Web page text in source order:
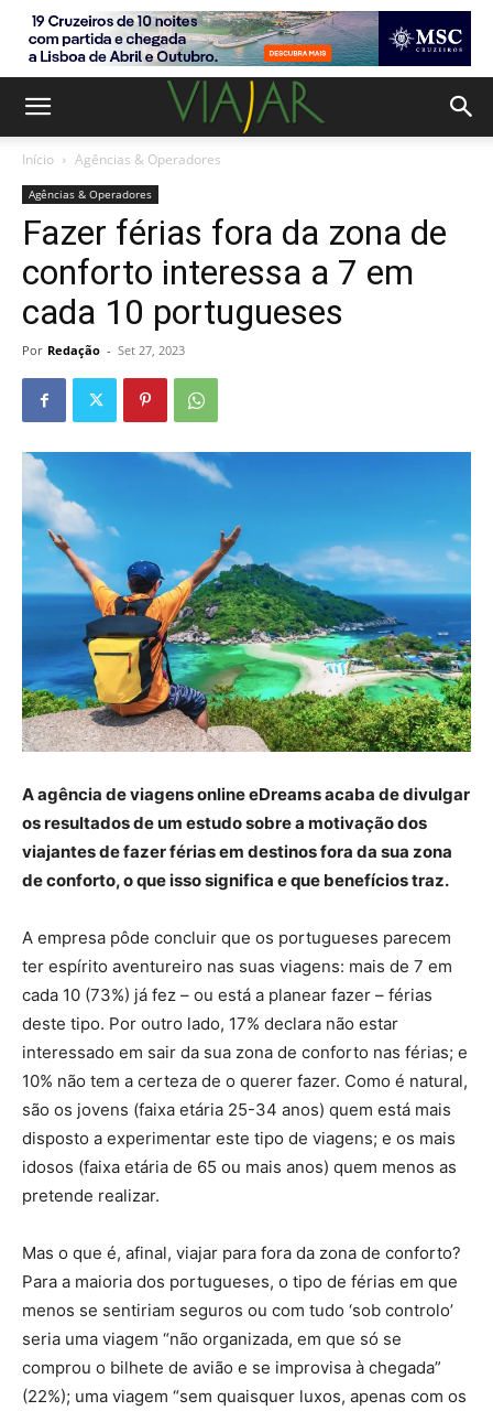
Início Agências & Operadores
Agências & Operadores
Fazer férias fora da zona de
conforto interessa a 7 em
cada 10 portugueses
Por Redação - Set 27, 2023
A agência de viagens online eDreams acaba de divulgar
os resultados de um estudo sobre a motivação dos
viajantes de fazer férias em destinos fora da sua zona
de conforto, o que isso significa e que benefícios traz.
A empresa pôde concluir que os portugueses parecem
ter espírito aventureiro nas suas viagens: mais de 7 em
cada 10 (73%) já fez – ou está a planear fazer – férias
deste tipo. Por outro lado, 17% declara não estar
interessado em sair da sua zona de conforto nas férias; e
10% não tem a certeza de o querer fazer. Como é natural,
são os jovens (faixa etária 25-34 anos) quem está mais
disposto a experimentar este tipo de viagens; e os mais
idosos (faixa etária de 65 ou mais anos) quem menos as
pretende realizar.
Mas o que é, afinal, viajar para fora da zona de conforto?
Para a maioria dos portugueses, o tipo de férias em que
menos se sentiriam seguros ou com tudo ‘sob controlo’
seria uma viagem “não organizada, em que só se
comprou o bilhete de avião e se improvisa à chegada”
(22%); uma viagem “sem quaisquer luxos, apenas com os